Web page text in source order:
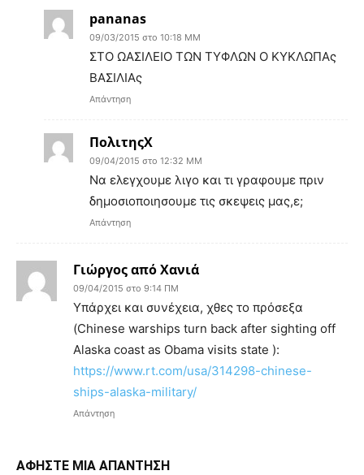
pananas
09/03/2015 στο 10:18 ΜΜ
ΣΤΟ ΩΑΣΙΛΕΙΟ ΤΩΝ ΤΥΦΛΩΝ Ο ΚΥΚΛΩΠΑς
ΒΑΣΙΛΙΑς
Απάντηση
ΠολιτηςΧ
09/04/2015 στο 12:32 ΜΜ
Να ελεγχουμε λιγο και τι γραφουμε πριν
δημοσιοποιησουμε τις σκεψεις μας,ε;
Απάντηση
Γιώργος από Χανιά
09/04/2015 στο 9:14 ΠΜ
Υπάρχει και συνέχεια, χθες το πρόσεξα
(Chinese warships turn back after sighting off
Alaska coast as Obama visits state ):
https://www.rt.com/usa/314298-chinese-
ships-alaska-military/
Απάντηση
ΑΦΗΣΤΕ ΜΙΑ ΑΠΑΝΤΗΣΗ